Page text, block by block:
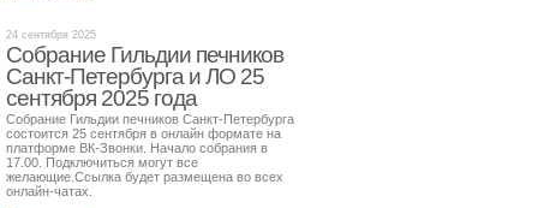
24 сентября 2025
Собрание Гильдии печников
Санкт-Петербурга и ЛО 25
сентября 2025 года
Собрание Гильдии печников Санкт-Петербурга
состоится 25 сентября в онлайн формате на
платформе ВК-Звонки. Начало собрания в
17.00. Подключиться могут все
желающие.Ссылка будет размещена во всех
онлайн-чатах.